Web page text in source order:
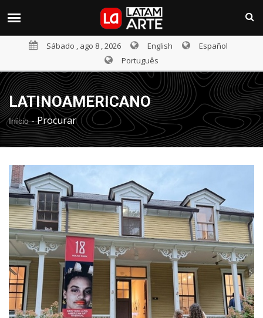
Sábado , ago 8 , 2026 English
Español
Português
LATINOAMERICANO
Início-Procurar